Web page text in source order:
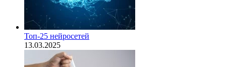
Топ-25 нейросетей
13.03.2025